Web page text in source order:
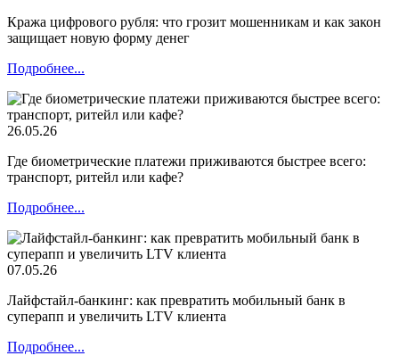
Кража цифрового рубля: что грозит мошенникам и как закон
защищает новую форму денег
Подробнее...
26.05.26
Где биометрические платежи приживаются быстрее всего:
транспорт, ритейл или кафе?
Подробнее...
07.05.26
Лайфстайл-банкинг: как превратить мобильный банк в
суперапп и увеличить LTV клиента
Подробнее...